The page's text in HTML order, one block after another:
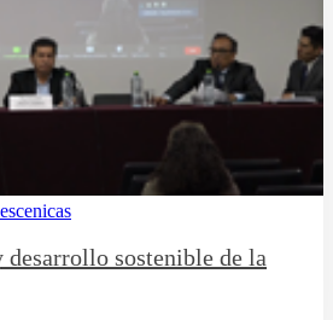
desarrollo sostenible de la